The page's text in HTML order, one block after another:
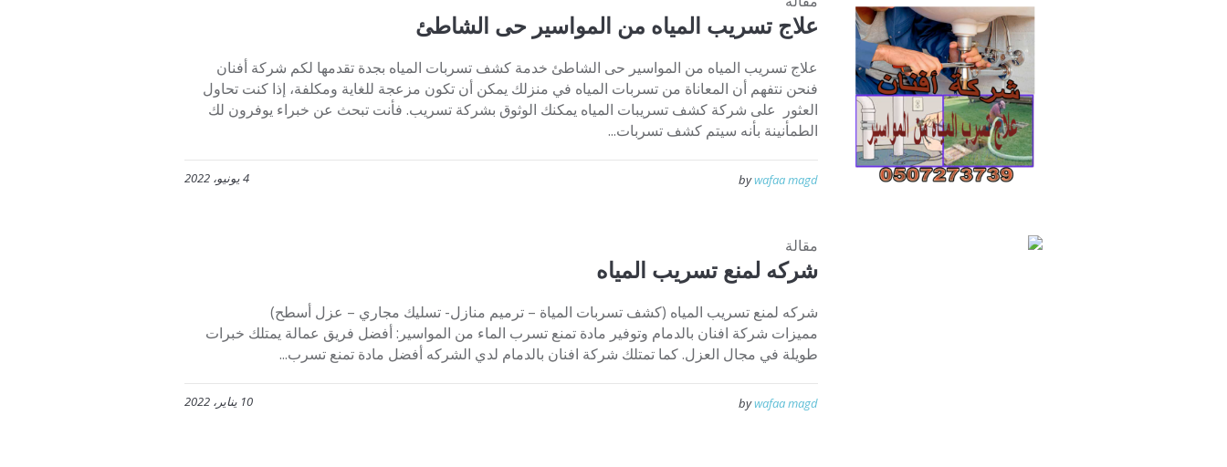
علاج تسريب المياه من المواسير حى الشاطئ
علاج تسريب المياه من المواسير حى الشاطئ خدمة كشف تسربات المياه بجدة تقدمها لكم شركة أفنان
فنحن نتفهم أن المعاناة من تسربات المياه في منزلك يمكن أن تكون مزعجة للغاية ومكلفة، إذا كنت تحاول
العثور على شركة كشف تسريبات المياه يمكنك الوثوق بشركة تسريب. فأنت تبحث عن خبراء يوفرون لك
الطمأنينة بأنه سيتم كشف تسربات...
4 يونيو، 2022 bywafaa magd
مقالة
شركه لمنع تسريب المياه
شركه لمنع تسريب المياه (كشف تسربات المياة – ترميم منازل- تسليك مجاري – عزل أسطح)
مميزات شركة افنان بالدمام وتوفير مادة تمنع تسرب الماء من المواسير: أفضل فريق عمالة يمتلك خبرات
طويلة في مجال العزل. كما تمتلك شركة افنان بالدمام لدي الشركه أفضل مادة تمنع تسرب...
10 يناير، 2022 bywafaa magd